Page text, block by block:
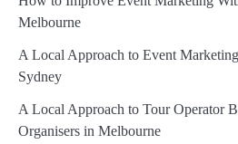
Melbourne
A Local Approach to Event
Sydney
A Local Approach to Tour Operator
Organisers in Melbourne